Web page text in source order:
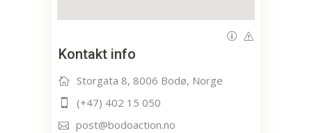
Kontakt info
Storgata 8, 8006 Bodø, Norge
(+47) 402 15 050
post@bodoaction.no